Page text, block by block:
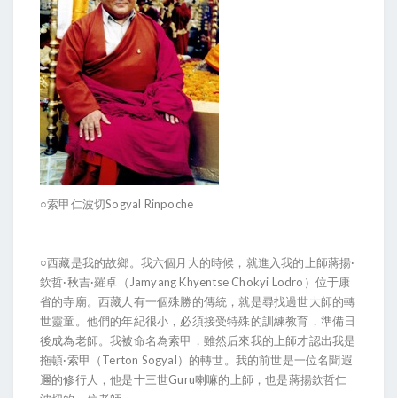
○索甲仁波切Sogyal Rinpoche
○西藏是我的故鄉。我六個月大的時候，就進入我的上師蔣揚·
欽哲·秋吉·羅卓（Jamyang Khyentse Chokyi Lodro）位于康
省的寺廟。西藏人有一個殊勝的傳統，就是尋找過世大師的轉
世靈童。他們的年紀很小，必須接受特殊的訓練教育，準備日
後成為老師。我被命名為索甲，雖然后來我的上師才認出我是
拖頓·索甲（Terton Sogyal）的轉世。我的前世是一位名聞遐
邇的修行人，他是十三世Guru喇嘛的上師，也是蔣揚欽哲仁